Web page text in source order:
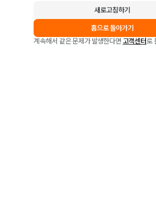
새로고침하기
홈으로 돌아가기
계속해서 같은 문제가 발생한다면 고객센터로